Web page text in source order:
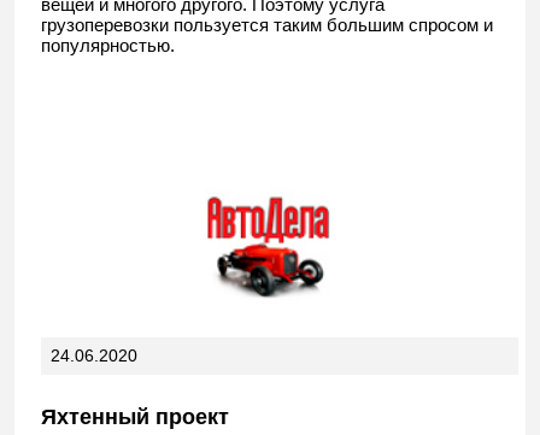
вещей и многого другого. Поэтому услуга
грузоперевозки пользуется таким большим спросом и
популярностью.
24.06.2020
Яхтенный проект